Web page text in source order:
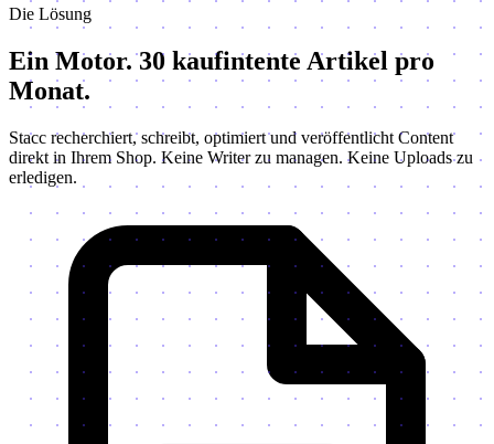
Die Lösung
Ein Motor.30 kaufintente Artikel pro
Monat.
Stacc recherchiert, schreibt, optimiert und veröffentlicht Content
direkt in Ihrem Shop. Keine Writer zu managen. Keine Uploads zu
erledigen.